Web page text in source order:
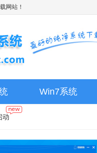
网站！
Win7系统
动